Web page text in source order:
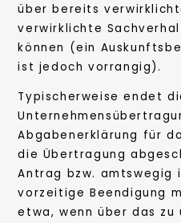
über bereits
verwirklichte
können (ein
ist jedoch vorrangig).
Typischerweise endet
Abgabenerklärung für
die Übertragung
Antrag bzw. amtswegig
vorzeitige Beendigung
etwa, wenn über das zu